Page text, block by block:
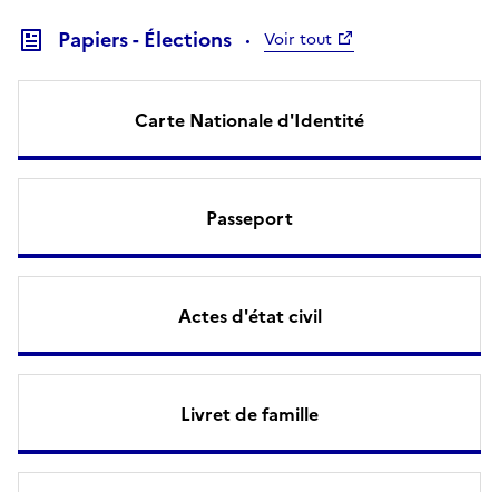
Papiers - Élections Voir tout
Carte Nationale d'Identité
Passeport
Actes d'état civil
Livret de famille